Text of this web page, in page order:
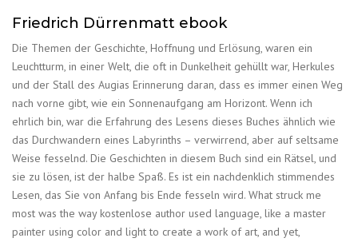
Friedrich Dürrenmatt ebook
Die Themen der Geschichte, Hoffnung und Erlösung, waren ein
Leuchtturm, in einer Welt, die oft in Dunkelheit gehüllt war, Herkules
und der Stall des Augias Erinnerung daran, dass es immer einen Weg
nach vorne gibt, wie ein Sonnenaufgang am Horizont. Wenn ich
ehrlich bin, war die Erfahrung des Lesens dieses Buches ähnlich wie
das Durchwandern eines Labyrinths – verwirrend, aber auf seltsame
Weise fesselnd. Die Geschichten in diesem Buch sind ein Rätsel, und
sie zu lösen, ist der halbe Spaß. Es ist ein nachdenklich stimmendes
Lesen, das Sie von Anfang bis Ende fesseln wird. What struck me
most was the way kostenlose author used language, like a master
painter using color and light to create a work of art, and yet,